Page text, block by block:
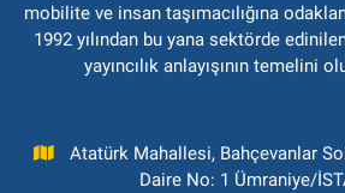
mobilite ve insan taşımacılığına
1992 yılından bu yana sektörde
yayıncılık anlayışının temelini
Atatürk Mahallesi, Bahçevanlar
Daire No: 1 Ümraniye/